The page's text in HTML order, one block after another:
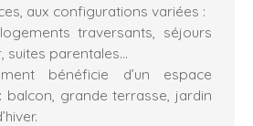
aux configurations variées :
traversants, séjours
suites parentales…
bénéficie d’un espace
balcon, grande terrasse, jardin